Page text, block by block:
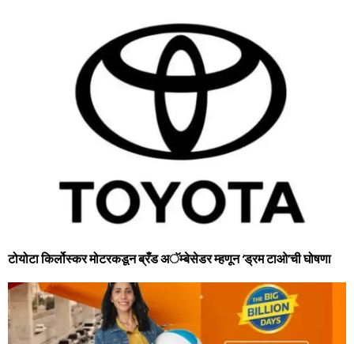
टोयोटा किर्लोस्‍कर मोटरकडून ब्रँड अॅम्‍बेसेडर म्‍हणून ‘ड्रम टाओ’ची घोषणा